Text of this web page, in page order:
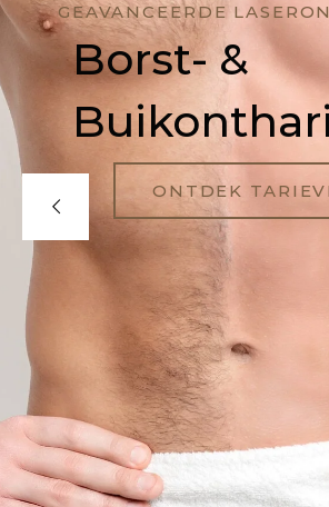
Borst- &
GEAVANCEERDE
ONTDEK